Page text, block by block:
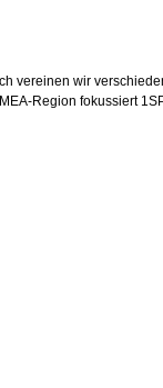
vereinen wir
Region fokussiert